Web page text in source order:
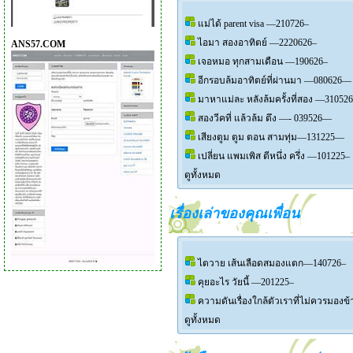
ANS57.COM
แม่ได้ parent visa —210726–
ไอมา สองอาทิตย์ —2220626–
เจอหมอ ทุกสามเดือน —190626–
อีกรอบล้มอาทิตย์ที่ผ่านมา —080626—
มาหาแม่ละ หลังล้มครั้งที่สอง
สองวีคที่ แล้วล้ม ตึง —- 039526—
เสียงตูม ตูม ตอน สามทุ่ม—131225—
เปลี่ยน แพมเพิส ตีหนึ่ง ครึ่ง —101225–
ดูทั้งหมด
เรื่องเล่าของคุณเพื่อน
ไตวาย เส้นเลือดสมองแตก—140726–
คุยอะไร วัยนี้ —201225–
ความดันเรื่องใกล้ตัวเราที่ไม่ควรมองข้
ดูทั้งหมด